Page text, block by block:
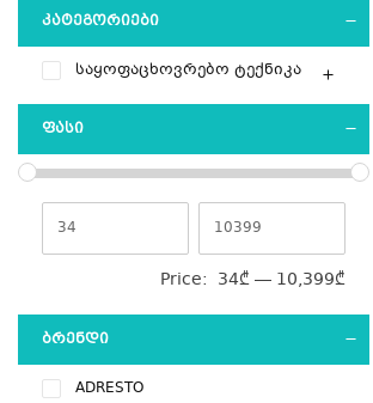
ᲙᲐᲢᲔᲒᲝᲠᲘᲔᲑᲘ
საყოფაცხოვრებო ტექნიკა
ᲤᲐᲡᲘ
Price: 34₾— 10,399₾
ᲑᲠᲔᲜᲓᲘ
ADRESTO